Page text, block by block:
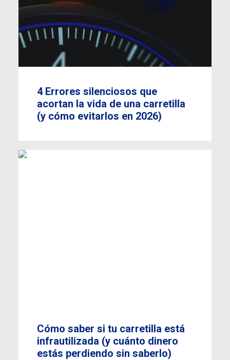
4 Errores silenciosos que
acortan la vida de una carretilla
(y cómo evitarlos en 2026)
Cómo saber si tu carretilla está
infrautilizada (y cuánto dinero
estás perdiendo sin saberlo)